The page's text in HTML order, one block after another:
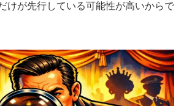
けが先行している可能性が高いからで